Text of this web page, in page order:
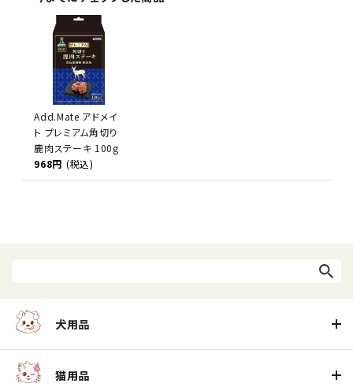
Add.Mate アドメイ
ト プレミアム角切り
鹿肉ステーキ 100g
968円 (税込)
犬用品
猫用品